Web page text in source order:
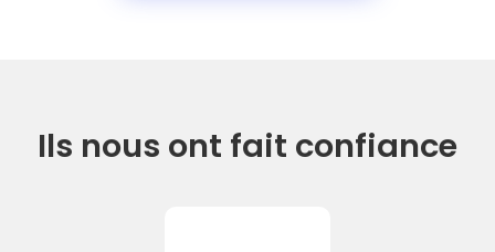
Ils nous ont fait confiance